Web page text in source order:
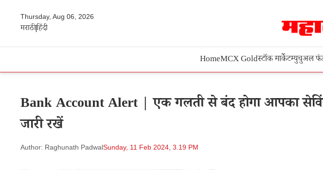
Thursday, Aug 06, 2026
मराठीहिंदी
HomeMCX Goldस्टॉक मार्केटम्युचुअल
Bank Account Alert | एक गलती से बंद होगा आपका
जारी रखें
Author: Raghunath PadwalSunday, 11 Feb 2024, 3.19 PM